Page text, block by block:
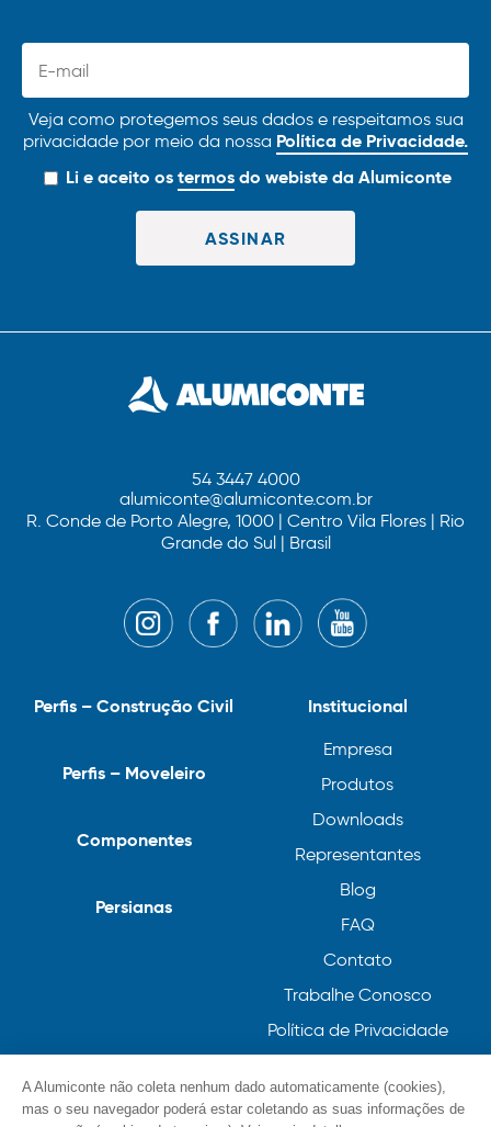
Veja como protegemos seus dados e respeitamos sua
privacidade por meio da nossa Política de Privacidade.
Li e aceito ostermosdo webiste da Alumiconte
54 3447 4000
alumiconte@alumiconte.com.br
R. Conde de Porto Alegre, 1000 | Centro Vila Flores | Rio
Grande do Sul | Brasil
Institucional
Empresa
Produtos
Downloads
Representantes
Blog
FAQ
Contato
Trabalhe Conosco
Política de Privacidade
Perfis – Construção Civil
Perfis – Moveleiro
Componentes
Persianas
A Alumiconte não coleta nenhum dado automaticamente (cookies),
mas o seu navegador poderá estar coletando as suas informações de